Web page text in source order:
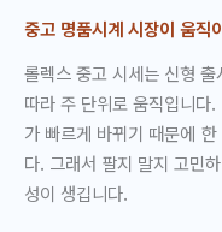
중고 명품시계 시장이 움직
롤렉스 중고 시세는 신형
따라 주 단위로 움직입니다
가 빠르게 바뀌기 때문에
다. 그래서 팔지 말지 고민
성이 생깁니다.